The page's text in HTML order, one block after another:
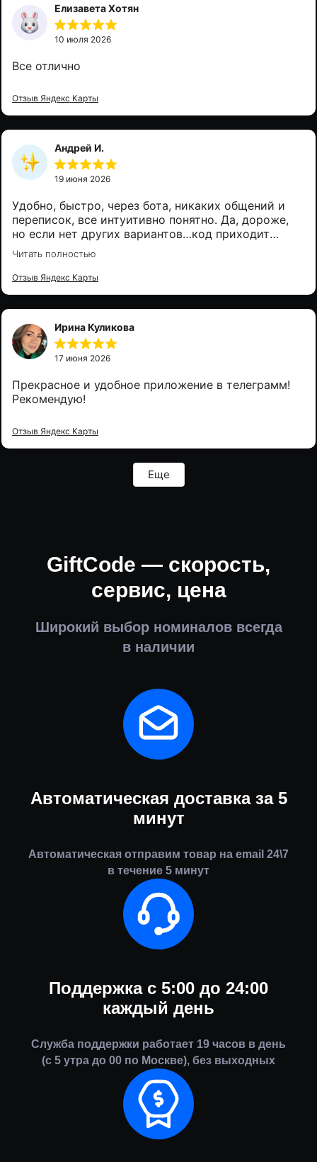
Елизавета Хотян
10 июля 2026
Все отлично
Отзыв Яндекс Карты
Андрей И.
19 июня 2026
Удобно, быстро, через бота, никаких общений и
переписок, все интуитивно понятно. Да, дороже,
но если нет других вариантов…код приходит
почти сразу после оплаты в бот, активация прошла
успешно, спасибо 👍
Читать полностью
Отзыв Яндекс Карты
Ирина Куликова
17 июня 2026
Прекрасное и удобное приложение в телеграмм!
Рекомендую!
Отзыв Яндекс Карты
Еще
GiftCode — скорость,
сервис, цена
Широкий выбор номиналов всегда
в наличии
Автоматическая доставка за 5
минут
Автоматическая отправим товар на email 24\7
в течение 5 минут
Поддержка с 5:00 до 24:00
каждый день
Служба поддержки работает 19 часов в день
(с 5 утра до 00 по Москве), без выходных